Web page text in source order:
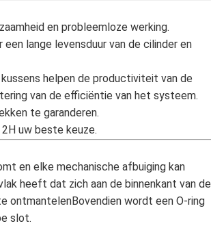
en probleemloze werking.
lange levensduur van de cilinder en
helpen de productiviteit van de
van de efficiëntie van het systeem.
te garanderen.
uw beste keuze.
en elke mechanische afbuiging kan
heeft dat zich aan de binnenkant van de
ontmantelenBovendien wordt een O-ring
slot.